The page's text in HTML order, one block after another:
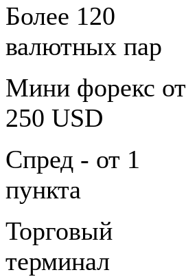
Более 120
валютных пар
Мини форекс от
250 USD
Спред - от 1
пункта
Торговый
терминал